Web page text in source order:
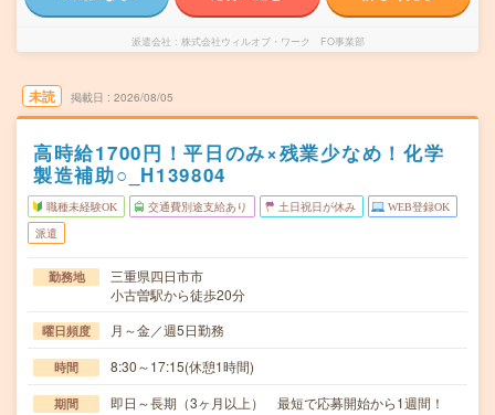
派遣会社 株式会社ウィルオブ・ワーク FO事業部
未読 掲載日 2026/08/05
高時給1700円！平日のみ×残業少なめ！化学
製造補助○_H139804
職種未経験OK 交通費別途支給あり 土日祝日が休み WEB登録OK
派遣
勤務地
三重県四日市市
小古曽駅から徒歩20分
曜日頻度 月～金／週5日勤務
時間 8:30～17:15(休憩1時間)
期間 即日～長期（3ヶ月以上） 最短で応募開始から1週間！